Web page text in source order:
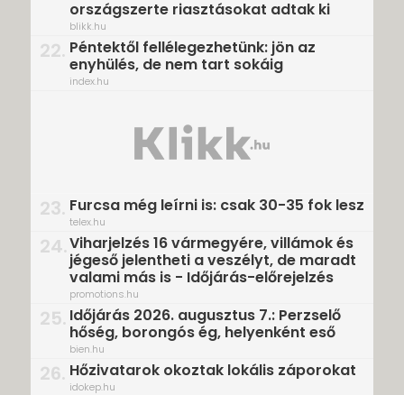
országszerte riasztásokat adtak ki
blikk.hu
22. Péntektől fellélegezhetünk: jön az
enyhülés, de nem tart sokáig
index.hu
23. Furcsa még leírni is: csak 30-35 fok lesz
telex.hu
24.Viharjelzés 16 vármegyére, villámok és
jégeső jelentheti a veszélyt, de maradt
valami más is - Időjárás-előrejelzés
promotions.hu
25. Időjárás 2026. augusztus 7.: Perzselő
hőség, borongós ég, helyenként eső
bien.hu
26. Hőzivatarok okoztak lokális záporokat
idokep.hu